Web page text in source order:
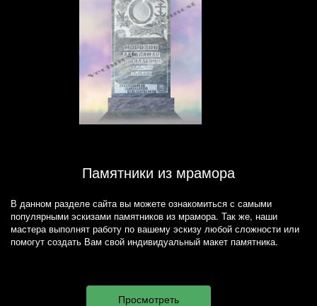
Памятники из мрамора
В данном разделе сайта вы можете ознакомиться с самыми
популярными эскизами памятников из мрамора. Так же, наши
мастера выполнят работу по вашему эскизу любой сложности или
помогут создать Вам свой индивидуальный макет памятника.